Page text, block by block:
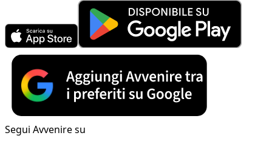
Segui Avvenire su